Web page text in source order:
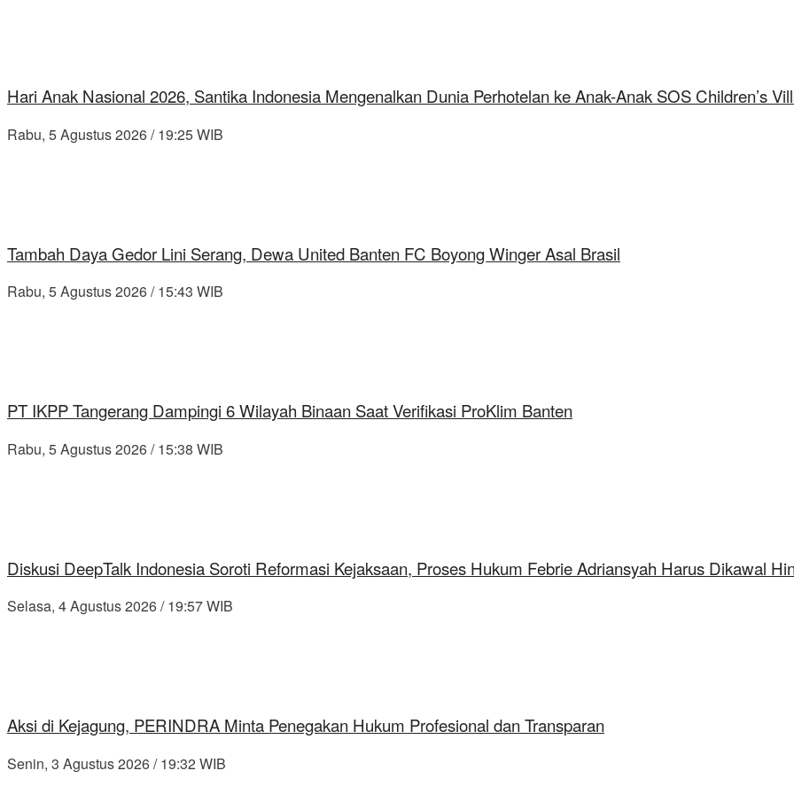
Hari Anak Nasional 2026, Santika Indonesia Mengenalkan Dunia Perhotelan ke Anak-Anak SOS Children’s
Rabu, 5 Agustus 2026 / 19:25 WIB
Tambah Daya Gedor Lini Serang, Dewa United Banten FC Boyong Winger Asal Brasil
Rabu, 5 Agustus 2026 / 15:43 WIB
PT IKPP Tangerang Dampingi 6 Wilayah Binaan Saat Verifikasi ProKlim Banten
Rabu, 5 Agustus 2026 / 15:38 WIB
Diskusi DeepTalk Indonesia Soroti Reformasi Kejaksaan, Proses Hukum Febrie Adriansyah Harus Dikawal
Selasa, 4 Agustus 2026 / 19:57 WIB
Aksi di Kejagung, PERINDRA Minta Penegakan Hukum Profesional dan Transparan
Senin, 3 Agustus 2026 / 19:32 WIB